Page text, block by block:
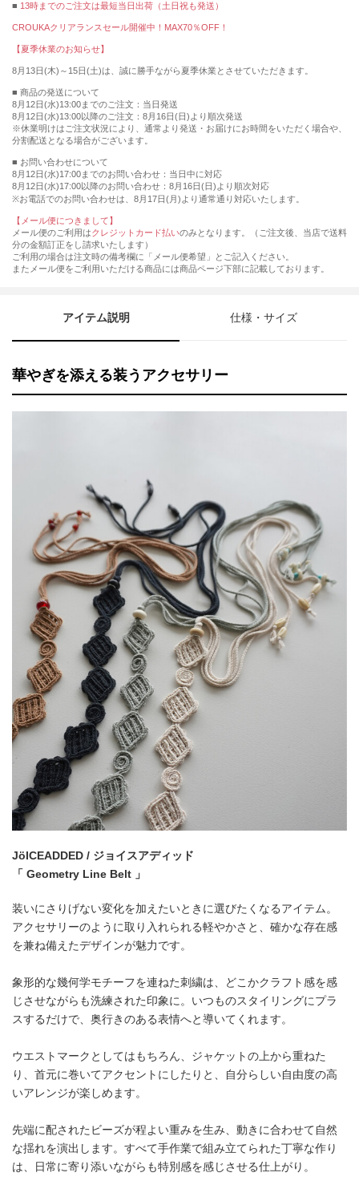
13時までのご注文は最短当日出荷（土日祝も発送）
CROUKAクリアランスセール開催中！MAX70％OFF！
【夏季休業のお知らせ】
8月13日(木)～15日(土)は、誠に勝手ながら夏季休業とさせていただきます。
■ 商品の発送について
8月12日(水)13:00までのご注文：当日発送
8月12日(水)13:00以降のご注文：8月16日(日)より順次発送
※休業明けはご注文状況により、通常より発送・お届けにお時間をいただく場合や、
分割配送となる場合がございます。
■ お問い合わせについて
8月12日(水)17:00までのお問い合わせ：当日中に対応
8月12日(水)17:00以降のお問い合わせ：8月16日(日)より順次対応
※お電話でのお問い合わせは、8月17日(月)より通常通り対応いたします。
【メール便につきまして】
メール便のご利用はクレジットカード払いのみとなります。（ご注文後、当店で送料
分の金額訂正をし請求いたします）
ご利用の場合は注文時の備考欄に「メール便希望」とご記入ください。
またメール便をご利用いただける商品には商品ページ下部に記載しております。
アイテム説明 仕様・サイズ
華やぎを添える装うアクセサリー
JöICEADDED / ジョイスアディッド
「 Geometry Line Belt 」
装いにさりげない変化を加えたいときに選びたくなるアイテム。
アクセサリーのように取り入れられる軽やかさと、確かな存在感
を兼ね備えたデザインが魅力です。
象形的な幾何学モチーフを連ねた刺繍は、どこかクラフト感を感
じさせながらも洗練された印象に。いつものスタイリングにプラ
スするだけで、奥行きのある表情へと導いてくれます。
ウエストマークとしてはもちろん、ジャケットの上から重ねた
り、首元に巻いてアクセントにしたりと、自分らしい自由度の高
いアレンジが楽しめます。
先端に配されたビーズが程よい重みを生み、動きに合わせて自然
な揺れを演出します。すべて手作業で組み立てられた丁寧な作り
は、日常に寄り添いながらも特別感を感じさせる仕上がり。